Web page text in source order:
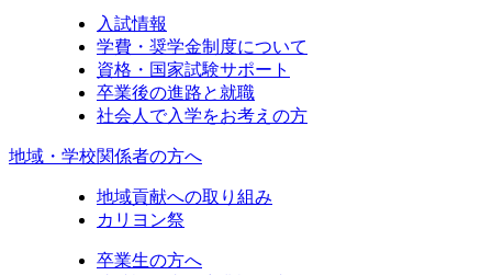
入試情報
学費・奨学金制度について
資格・国家試験サポート
卒業後の進路と就職
社会人で入学をお考えの方
地域・学校関係者の方へ
地域貢献への取り組み
カリヨン祭
卒業生の方へ